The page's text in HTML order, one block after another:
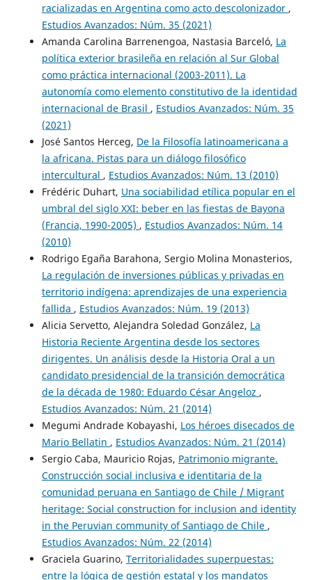
racializadas en Argentina como acto descolonizador ,
Estudios Avanzados: Núm. 35 (2021)
Amanda Carolina Barrenengoa, Nastasia Barceló, La
política exterior brasileña en relación al Sur Global
como práctica internacional (2003-2011). La
autonomía como elemento constitutivo de la identidad
internacional de Brasil , Estudios Avanzados: Núm. 35
(2021)
José Santos Herceg, De la Filosofía latinoamericana a
la africana. Pistas para un diálogo filosófico
intercultural , Estudios Avanzados: Núm. 13 (2010)
Frédéric Duhart, Una sociabilidad etílica popular en el
umbral del siglo XXI: beber en las fiestas de Bayona
(Francia, 1990-2005) , Estudios Avanzados: Núm. 14
(2010)
Rodrigo Egaña Barahona, Sergio Molina Monasterios,
La regulación de inversiones públicas y privadas en
territorio indígena: aprendizajes de una experiencia
fallida , Estudios Avanzados: Núm. 19 (2013)
Alicia Servetto, Alejandra Soledad González, La
Historia Reciente Argentina desde los sectores
dirigentes. Un análisis desde la Historia Oral a un
candidato presidencial de la transición democrática
de la década de 1980: Eduardo César Angeloz ,
Estudios Avanzados: Núm. 21 (2014)
Megumi Andrade Kobayashi, Los héroes disecados de
Mario Bellatin , Estudios Avanzados: Núm. 21 (2014)
Sergio Caba, Mauricio Rojas, Patrimonio migrante.
Construcción social inclusiva e identitaria de la
comunidad peruana en Santiago de Chile / Migrant
heritage: Social construction for inclusion and identity
in the Peruvian community of Santiago de Chile ,
Estudios Avanzados: Núm. 22 (2014)
Graciela Guarino, Territorialidades superpuestas:
entre la lógica de gestión estatal y los mandatos